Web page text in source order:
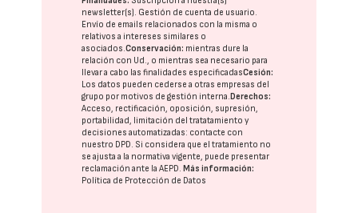
newsletter(s). Gestión de cuenta de usuario.
Envío de emails relacionados con la misma o
relativos a intereses similares o
asociados.Conservación: mientras dure la
relación con Ud., o mientras sea necesario para
llevar a cabo las finalidades especificadasCesión:
Los datos pueden cederse a otras empresas del
grupo por motivos de gestión interna.Derechos:
Acceso, rectificación, oposición, supresión,
portabilidad, limitación del tratatamiento y
decisiones automatizadas: contacte con
nuestro DPD . Si considera que el tratamiento no
se ajusta a la normativa vigente, puede presentar
reclamación ante laAEPD .Más información:
Política de Protección de Datos